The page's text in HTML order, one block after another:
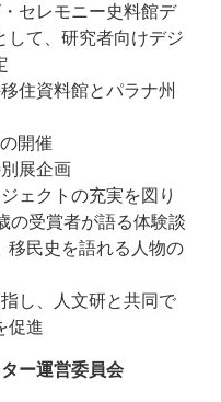
セレモニー史料館デ
して、研究者向けデジ
住資料館とパラナ州
開催
展企画
ェクトの充実を図り
の受賞者が語る体験談
移民史を語れる人物の
し、人文研と共同で
促進
ー運営委員会